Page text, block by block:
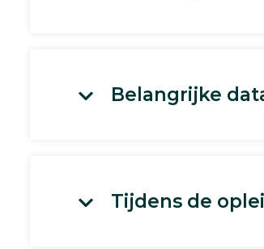
Belangrijke
Tijdens de